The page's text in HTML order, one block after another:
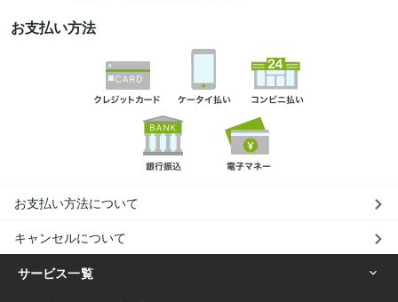
お支払い方法
お支払い方法について
キャンセルについて